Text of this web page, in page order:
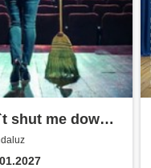
shut me down |